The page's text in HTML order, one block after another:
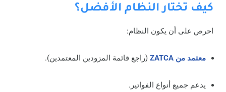
كيف تختار النظام الأفضل؟
احرص على أن يكون النظام:
معتمد من ZATCA (راجع قائمة المزودين المعتمدين).
يدعم جميع أنواع الفواتير.